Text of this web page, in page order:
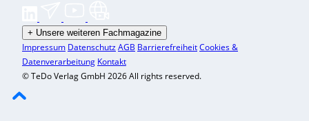
+ Unsere weiteren Fachmagazine
Impressum DatenschutzAGB BarrierefreiheitCookies &
Datenverarbeitung Kontakt
© TeDo Verlag GmbH 2026 All rights reserved.